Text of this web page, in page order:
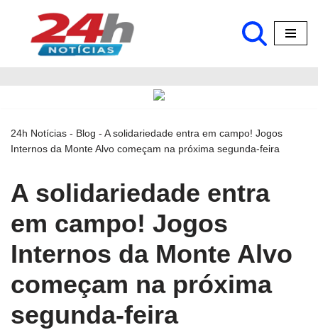
Pular
24h Notícias - Blog - A solidariedade entra em campo! Jogos
Internos da Monte Alvo começam na próxima segunda-feira
A solidariedade entra
em campo! Jogos
Internos da Monte Alvo
começam na próxima
segunda-feira